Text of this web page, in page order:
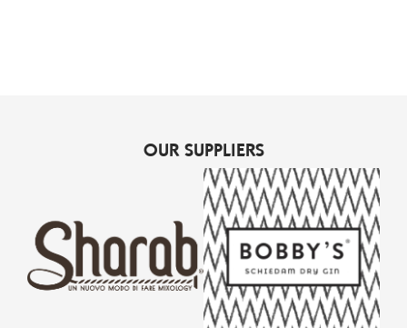
OUR SUPPLIERS